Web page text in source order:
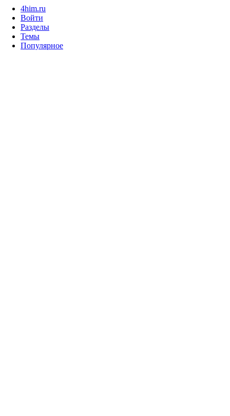
4him.ru
Войти
Разделы
Темы
Популярное